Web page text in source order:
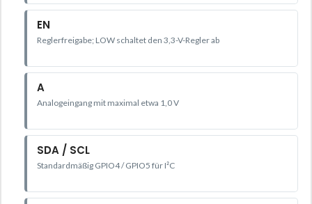
EN
Reglerfreigabe; LOW schaltet den 3,3-V-Regler ab
A
Analogeingang mit maximal etwa 1,0 V
SDA / SCL
Standardmäßig GPIO4 / GPIO5 für I²C